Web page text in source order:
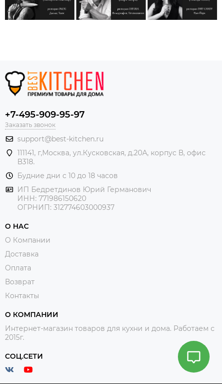
+7-495-909-95-97
Заказать звонок
support@best-kitchen.ru
111141, г,Москва, ул.Кусковская, д.20А, корпус В, офис
В318.
Будние дни с 10 до 18 часов
ИП Бедретдинов Юрий Германович
ИНН: 771986150620
ОГРНИП: 312774603000937
О НАС
О Компании
Доставка
Оплата
Возврат
Контакты
О КОМПАНИИ
Интернет-магазин товаров для кухни и дома. Работаем с
2015г.
СОЦ.СЕТИ